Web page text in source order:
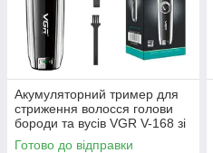
Акумуляторний тример для
стриження волосся голови
бороди та вусів VGR V-168 зі
змінними насадками
Готово до відправки